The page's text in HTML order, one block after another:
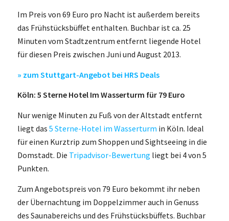
Im Preis von 69 Euro pro Nacht ist außerdem bereits
das Frühstücksbüffet enthalten. Buchbar ist ca. 25
Minuten vom Stadtzentrum entfernt liegende Hotel
für diesen Preis zwischen Juni und August 2013.
» zum Stuttgart-Angebot bei HRS Deals
Köln: 5 Sterne Hotel Im Wasserturm für 79 Euro
Nur wenige Minuten zu Fuß von der Altstadt entfernt
liegt das 5 Sterne-Hotel im Wasserturm in Köln. Ideal
für einen Kurztrip zum Shoppen und Sightseeing in die
Domstadt. Die Tripadvisor-Bewertung liegt bei 4 von 5
Punkten.
Zum Angebotspreis von 79 Euro bekommt ihr neben
der Übernachtung im Doppelzimmer auch in Genuss
des Saunabereichs und des Frühstücksbüffets. Buchbar